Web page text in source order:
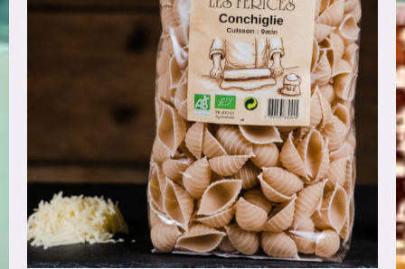
AJOUTER AU PANIER / DÉTAILS